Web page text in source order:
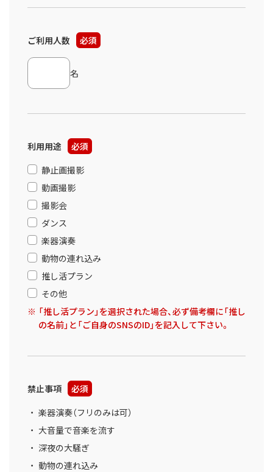
ご利用人数 必須
名
利用用途
必須
静止画撮影
動画撮影
撮影会
ダンス
楽器演奏
動物の連れ込み
推し活プラン
その他
「推し活プラン」を選択された場合、必ず備考欄に「推し
の名前」と「ご自身のSNSのID」を記入して下さい。
禁止事項
必須
楽器演奏（フリのみは可）
大音量で音楽を流す
深夜の大騒ぎ
動物の連れ込み